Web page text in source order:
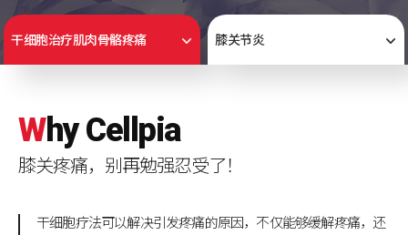
干细胞治疗肌肉骨骼疼痛 膝关节炎
WhyCellpia
膝关疼痛，别再勉强忍受了！
干细胞疗法可以解决引发疼痛的原因，不仅能够缓解疼痛，还